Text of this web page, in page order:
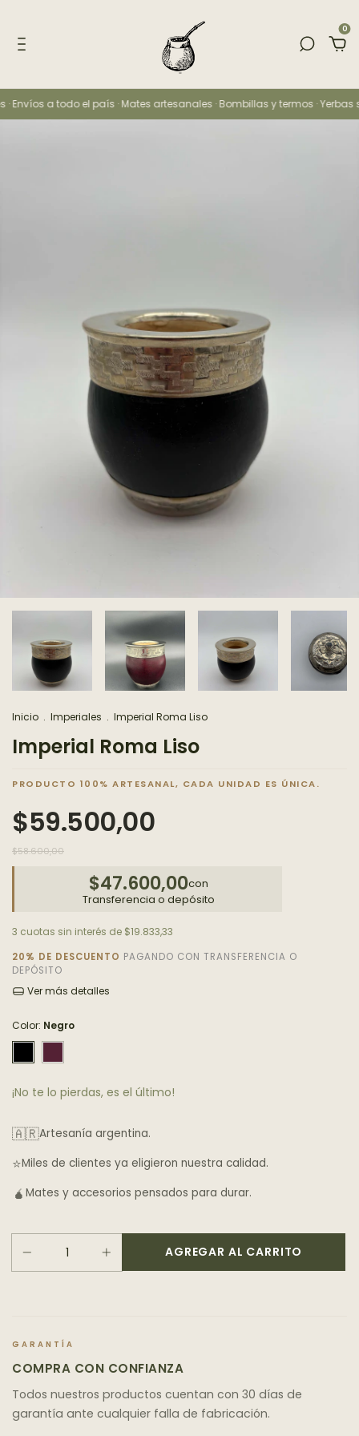
0
a todo el país · Mates artesanales · Bombillas y termos · Yerbas
Inicio . Imperiales . Imperial Roma Liso
Imperial Roma Liso
$59.500,00
$58.600,00
$47.600,00con
Transferencia o depósito
3 cuotas sin interés de $19.833,33
20% DE DESCUENTO PAGANDO CON TRANSFERENCIA O
DEPÓSITO
Ver más detalles
Color: Negro
¡No te lo pierdas, es el último!
🇦🇷Artesanía argentina.
⭐Miles de clientes ya eligieron nuestra calidad.
🧉 Mates y accesorios pensados para durar.
GARANTÍA
COMPRA CON CONFIANZA
Todos nuestros productos cuentan con 30 días de
garantía ante cualquier falla de fabricación.